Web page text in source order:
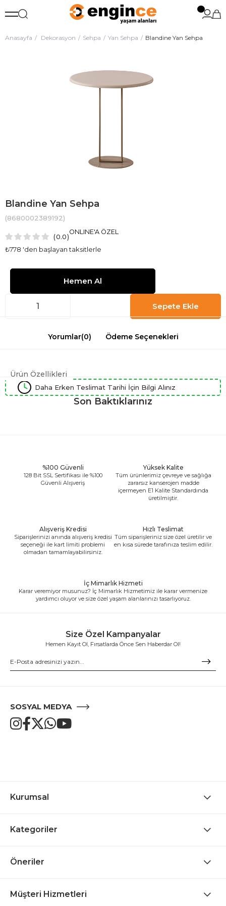
Anasayfa Dekorasyon Sehpa Yan Sehpa Blandine Yan Sehpa
Blandine Yan Sehpa
(8680002389192)
0.0
₺778 'den başlayan taksitlerle
ONLINE'A ÖZEL
Yorumlar(0) Ödeme Seçenekleri
Ürün Özellikleri
Daha Erken Teslimat Tarihi İçin Bilgi Alınız
Son Baktıklarınız
%100 Güvenli
128 Bit SSL Sertifikası ile %100
Güvenli Alışveriş
Yüksek Kalite
Tüm ürünlerimiz çevreye ve sağlığa
zararsız kanserojen madde
içermeyen E1 Kalite Standardında
üretilmiştir.
Alışveriş Kredisi
Siparişlerinizi anında alışveriş kredisi
seçeneği ile kart limiti problemi
olmadan tamamlayabilirsiniz.
Hızlı Teslimat
Tüm siparişleriniz size özel üretilir ve
en kısa sürede tarafınıza teslim edilir.
İç Mimarlık Hizmeti
Karar veremiyor musunuz? İç Mimarlık Hizmetimiz ile karar vermenize
yardımcı oluyor ve size özel yaşam alanlarınızı tasarlıyoruz.
Size Özel Kampanyalar
Hemen Kayıt Ol, Fırsatlarda Önce Sen Haberdar Ol!
SOSYAL MEDYA
Kurumsal
Kategoriler
Öneriler
Müşteri Hizmetleri